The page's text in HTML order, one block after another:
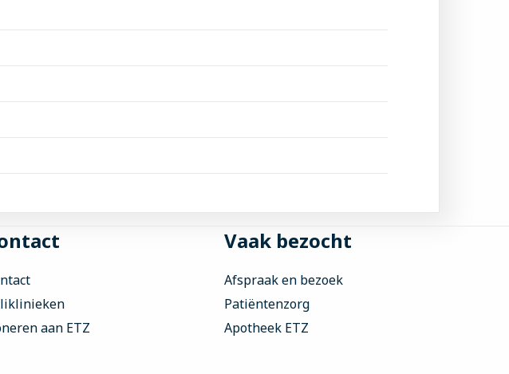
aan ETZ
Vaak bezocht
Afspraak en bezoek
Patiëntenzorg
Apotheek ETZ